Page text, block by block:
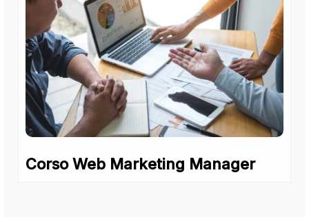
Corso Web Marketing Manager